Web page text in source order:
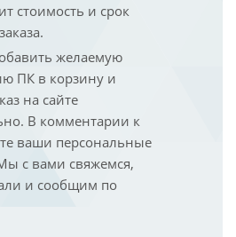
стоимость и срок
желаемую
ПК в корзину и
на сайте
В комментарии к
ваши персональные
с вами свяжемся,
и сообщим по